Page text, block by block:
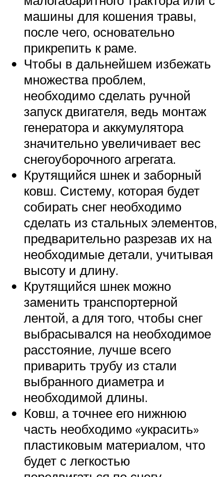
машины для кошения травы,
после чего, основательно
прикрепить к раме.
Чтобы в дальнейшем избежать
множества проблем,
необходимо сделать ручной
запуск двигателя, ведь монтаж
генератора и аккумулятора
значительно увеличивает вес
снегоуборочного агрегата.
Крутящийся шнек и заборный
ковш. Систему, которая будет
собирать снег необходимо
сделать из стальных элементов,
предварительно разрезав их на
необходимые детали, учитывая
высоту и длину.
Крутящийся шнек можно
заменить транспортерной
лентой, а для того, чтобы снег
выбрасывался на необходимое
расстояние, лучше всего
приварить трубу из стали
выбранного диаметра и
необходимой длины.
Ковш, а точнее его нижнюю
часть необходимо «украсить»
пластиковым материалом, что
будет с легкостью